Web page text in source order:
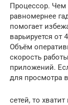
Процессор. Чем
равномернее
помогает
варьируется от
Объём
скорость
приложений.
для просмотра
сетей, то